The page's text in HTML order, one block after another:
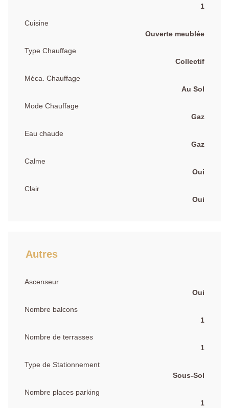
1
Cuisine
Ouverte meublée
Type Chauffage
Collectif
Méca. Chauffage
Au Sol
Mode Chauffage
Gaz
Eau chaude
Gaz
Calme
Oui
Clair
Oui
Autres
Ascenseur
Oui
Nombre balcons
1
Nombre de terrasses
1
Type de Stationnement
Sous-Sol
Nombre places parking
1